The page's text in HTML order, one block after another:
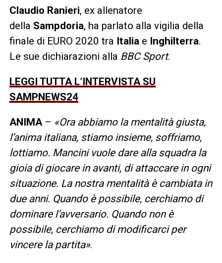
Claudio Ranieri, ex allenatore
della Sampdoria, ha parlato alla vigilia della
finale di EURO 2020 tra Italia e Inghilterra.
Le sue dichiarazioni alla BBC Sport.
LEGGI TUTTA L’INTERVISTA SU
SAMPNEWS24
ANIMA– «Ora abbiamo la mentalità giusta,
l’anima italiana, stiamo insieme, soffriamo,
lottiamo. Mancini vuole dare alla squadra la
gioia di giocare in avanti, di attaccare in ogni
situazione. La nostra mentalità è cambiata in
due anni. Quando è possibile, cerchiamo di
dominare l’avversario. Quando non è
possibile, cerchiamo di modificarci per
vincere la partita».